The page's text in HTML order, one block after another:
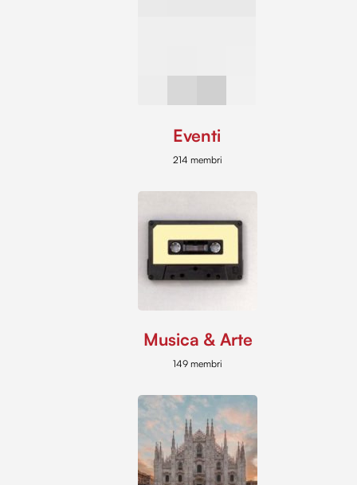
Eventi
214 membri
Musica & Arte
149 membri